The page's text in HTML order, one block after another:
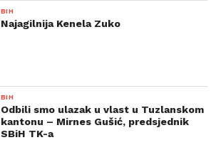
BIH
Najagilnija Kenela Zuko
BIH
Odbili smo ulazak u vlast u Tuzlanskom
kantonu – Mirnes Gušić, predsjednik
SBiH TK-a